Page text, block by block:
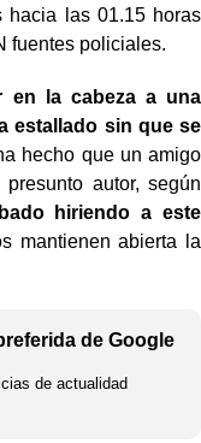
hacia las 01.15 horas
fuentes policiales.
en la cabeza a una
estallado sin que se
hecho que un amigo
autor, según
hiriendo a este
mantienen abierta la
de Google
de actualidad